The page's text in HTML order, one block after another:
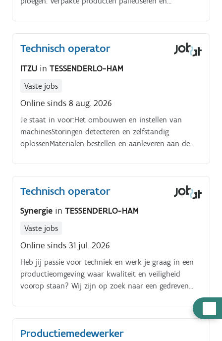
Technisch operator
ITZU in TESSENDERLO-HAM
Vaste jobs
Online sinds 8 aug. 2026
Je staat in voor:Het ombouwen en instellen van
machinesStoringen detecteren en zelfstandig
oplossenMaterialen bestellen en aanleveren aan de
makenControle uitvoeren op eerste producten en via
uur controlesAdministratie verwerken (uitval,
stoptijden, voorraad…)Preventief onderhoud
vervangen)Actief deelnemen aan opleidingen en
verbeterprojectenNieuwe collega’s opleiden en
werkpost
Technisch operator
Synergie in TESSENDERLO-HAM
Vaste jobs
Online sinds 31 jul. 2026
Heb jij passie voor techniek en werk je graag in een
productieomgeving waar kwaliteit en veiligheid
voorop staan? Wij zijn op zoek naar een gedreven
Productiemedewerker